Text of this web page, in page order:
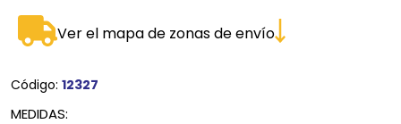
Ver el mapa de zonas de envío
Código: 12327
MEDIDAS: